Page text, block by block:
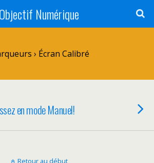
Objectif Numérique
› Écran Calibré
en mode Manuel!
Retour au début